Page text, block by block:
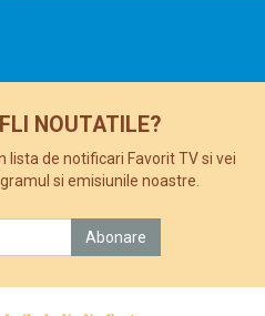
NOUTATILE?
lista de notificari Favorit TV si vei
si emisiunile noastre.